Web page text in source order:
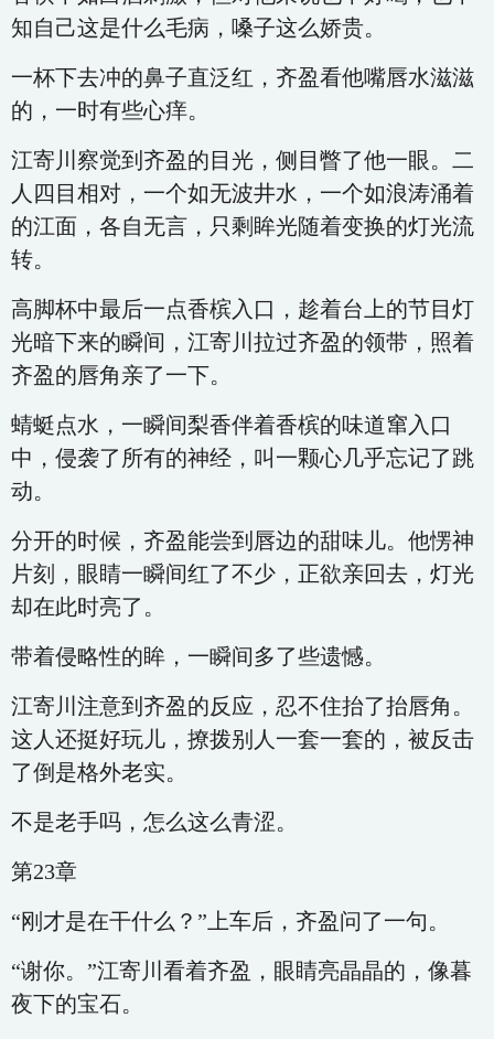
知自己这是什么毛病，嗓子这么娇贵。
一杯下去冲的鼻子直泛红，齐盈看他嘴唇水滋滋
的，一时有些心痒。
江寄川察觉到齐盈的目光，侧目瞥了他一眼。二
人四目相对，一个如无波井水，一个如浪涛涌着
的江面，各自无言，只剩眸光随着变换的灯光流
转。
高脚杯中最后一点香槟入口，趁着台上的节目灯
光暗下来的瞬间，江寄川拉过齐盈的领带，照着
齐盈的唇角亲了一下。
蜻蜓点水，一瞬间梨香伴着香槟的味道窜入口
中，侵袭了所有的神经，叫一颗心几乎忘记了跳
动。
分开的时候，齐盈能尝到唇边的甜味儿。他愣神
片刻，眼睛一瞬间红了不少，正欲亲回去，灯光
却在此时亮了。
带着侵略性的眸，一瞬间多了些遗憾。
江寄川注意到齐盈的反应，忍不住抬了抬唇角。
这人还挺好玩儿，撩拨别人一套一套的，被反击
了倒是格外老实。
不是老手吗，怎么这么青涩。
第23章
“刚才是在干什么？”上车后，齐盈问了一句。
“谢你。”江寄川看着齐盈，眼睛亮晶晶的，像暮
夜下的宝石。